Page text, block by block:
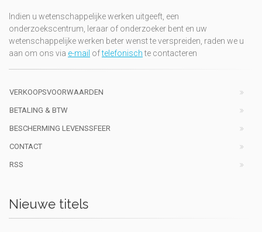
Indien u wetenschappelijke werken uitgeeft, een
onderzoekscentrum, leraar of onderzoeker bent en uw
wetenschappelijke werken beter wenst te verspreiden, raden we u
aan om ons via e-mail oftelefonischte contacteren
VERKOOPSVOORWAARDEN
BETALING & BTW
BESCHERMING LEVENSSFEER
CONTACT
RSS
Nieuwe titels